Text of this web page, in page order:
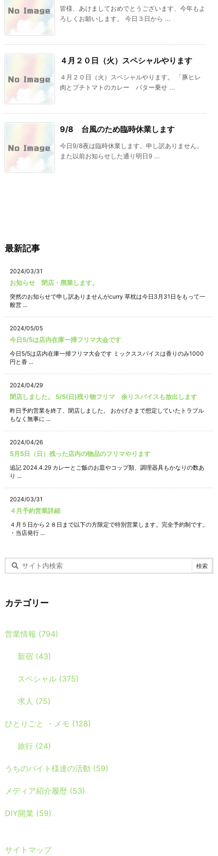
皆様、あけましておめでとうございます、今年もよ
ろしくお願いします。 今日３日から ...
４月２０日（火）スペシャルやります
４月２０日（火）スペシャルやります。 「豚ヒレ
肉とプチトマトのカレー バター乗せ ...
9/8 台風のため臨時休業します
今日9/8夜は臨時休業します。申し訳ありません。
また以前お知らせした通り明日9 ...
最新記事
2024/03/31
お知らせ 閉店・廃業します。
突然のお知らせで申し訳ありませんがcurry 草枕は今日3月31日をもって一
般営 ...
2024/05/05
今日5/5は店内在庫一掃フリマ大会です
今日5/5は店内在庫一掃フリマ大会です ミックススパイスは香りのみ1000
円と香 ...
2024/04/29
閉店しました。 5/5(日)残り物フリマ 余りスパイスも放出します
昨日予約営業を終了、閉店しました。 おかげさまで想定していたトラブル
もなく無事に ...
2024/04/26
5月5日（日）残った店内の物品のフリマやります
追記 2024.4.29 カレーとご飯のお皿やコップ類、調理器具もかなりの数あ
り ...
2024/03/31
４月予約営業詳細
４月５日から２８日まで以下の方限定で特別営業します。完全予約制です。
・当店発行 ...
カテゴリー
営業情報 (794)
新宿 (43)
スペシャル (375)
求人 (75)
ひとりごと ・メモ (128)
旅行 (24)
うちのバイト様達の活動 (59)
メディア紹介履歴 (53)
DIY開業 (59)
サイトマップ